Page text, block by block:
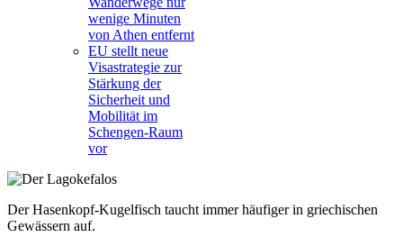
wenige Minuten
von Athen entfernt
EU stellt neue
Visastrategie zur
Stärkung der
Sicherheit und
Mobilität im
Schengen-Raum
vor
Der Hasenkopf-Kugelfisch taucht immer häufiger in griechischen
Gewässern auf.